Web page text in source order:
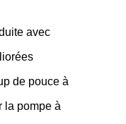
avec
de pouce à
la pompe à